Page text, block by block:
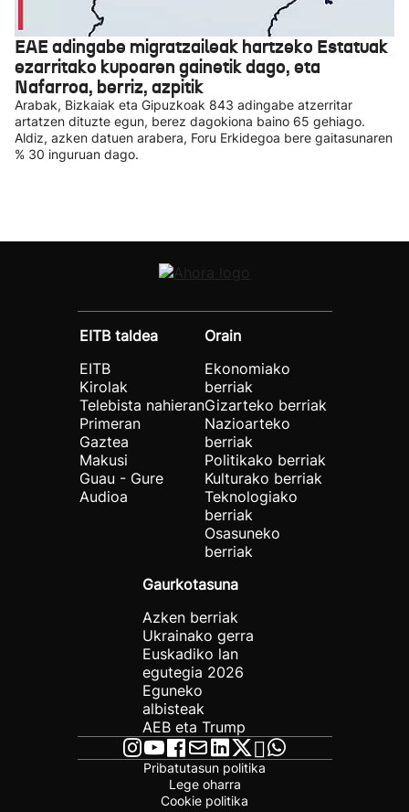
EAE adingabe migratzaileak hartzeko Estatuak
ezarritako kupoaren gainetik dago, eta
Nafarroa, berriz, azpitik
Arabak, Bizkaiak eta Gipuzkoak 843 adingabe atzerritar
artatzen dituzte egun, berez dagokiona baino 65 gehiago.
Aldiz, azken datuen arabera, Foru Erkidegoa bere gaitasunaren
% 30 inguruan dago.
EITB taldea
EITB
Kirolak
Telebista nahieran
Primeran
Gaztea
Makusi
Guau - Gure
Audioa
Orain
Ekonomiako
berriak
Gizarteko berriak
Nazioarteko
berriak
Politikako berriak
Kulturako berriak
Teknologiako
berriak
Osasuneko
berriak
Gaurkotasuna
Azken berriak
Ukrainako gerra
Euskadiko lan
egutegia 2026
Eguneko
albisteak
AEB eta Trump
Pribatutasun politika
Lege oharra
Cookie politika